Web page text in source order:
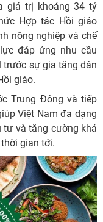
giá trị khoảng 34 tỷ
Hợp tác Hồi giáo
nông nghiệp và chế
đáp ứng nhu cầu
trước sự gia tăng dân
giáo.
Trung Đông và tiếp
Việt Nam đa dạng
tư và tăng cường khả
gian tới.